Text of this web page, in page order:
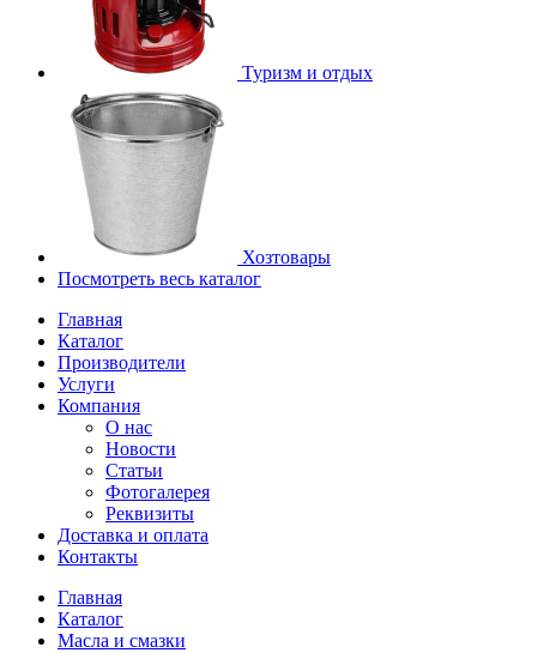
Туризм и отдых
Хозтовары
Посмотреть весь каталог
Главная
Каталог
Производители
Услуги
Компания
О нас
Новости
Статьи
Фотогалерея
Реквизиты
Доставка и оплата
Контакты
Главная
Каталог
Масла и смазки